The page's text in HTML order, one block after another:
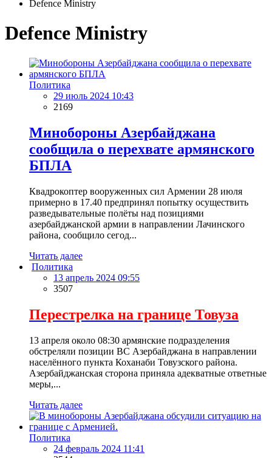
Defence Ministry
Defence Ministry
Политика
29 июль 2024 10:43
2169
Минобороны Азербайджана
сообщила о перехвате армянского
БПЛА
Квадрокоптер вооруженных сил Армении 28 июля
примерно в 17.40 предпринял попытку осуществить
разведывательные полёты над позициями
азербайджанской армии в направлении Лачинского
района, сообщило сегод...
Читать далее
Политика
13 апрель 2024 09:55
3507
Перестрелка на границе Товуза
13 апреля около 08:30 армянские подразделения
обстреляли позиции ВС Азербайджана в направлении
населённого пункта Коханаби Товузского района.
Азербайджанская сторона приняла адекватные ответные
меры,...
Читать далее
Политика
24 февраль 2024 11:41